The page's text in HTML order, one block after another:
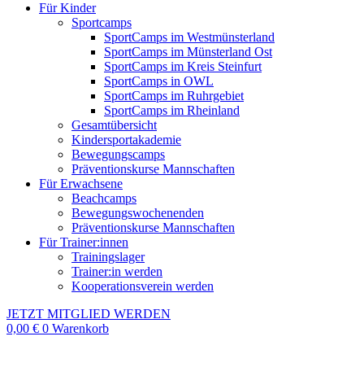
Für Kinder
Sportcamps
SportCamps im Westmünsterland
SportCamps im Münsterland Ost
SportCamps im Kreis Steinfurt
SportCamps in OWL
SportCamps im Ruhrgebiet
SportCamps im Rheinland
Gesamtübersicht
Kindersportakademie
Bewegungscamps
Präventionskurse Mannschaften
Für Erwachsene
Beachcamps
Bewegungswochenenden
Präventionskurse Mannschaften
Für Trainer:innen
Trainingslager
Trainer:in werden
Kooperationsverein werden
JETZT MITGLIED WERDEN
0,00 € 0 Warenkorb